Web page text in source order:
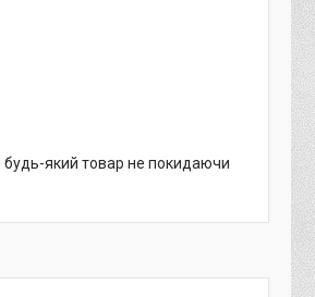
будь-який товар не покидаючи